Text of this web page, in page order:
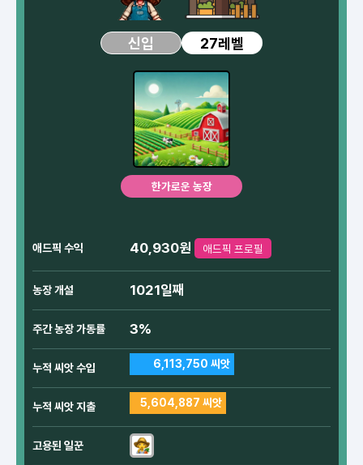
신입 27레벨
한가로운 농장
애드픽 수익 40,930원 애드픽 프로필
농장 개설 1021일째
주간 농장 가동률 3%
누적 씨앗 수입 6,113,750 씨앗
누적 씨앗 지출 5,604,887 씨앗
고용된 일꾼